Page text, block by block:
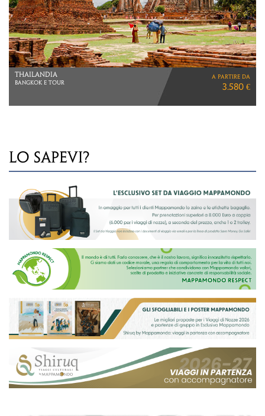
VIETNAM
VIAGGIO DI 9 GIORNI
a partire da
2.590 €
LO SAPEVI?